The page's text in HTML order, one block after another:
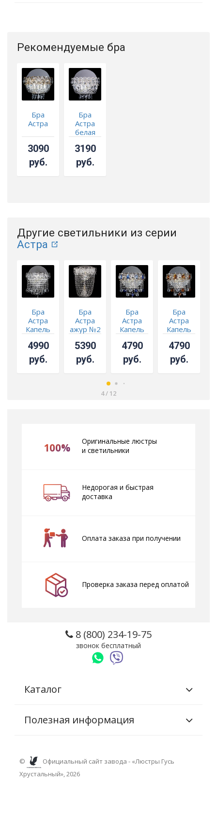
Рекомендуемые бра
Бра
Астра
3090
руб.
Бра
Астра
белая
3190
руб.
Другие светильники из серии
Астра
Бра
Астра
Капель
4990
руб.
Бра
Астра
ажур №2
5390
руб.
Бра
Астра
Капель
Синяя
4790
руб.
Бра
Астра
Капель
Чайная
4790
руб.
4/ 12
100%
Оригинальные люстры
и светильники
Недорогая и быстрая
доставка
Оплата заказа при получении
Проверка заказа перед оплатой
8 (800) 234-19-75
звонок бесплатный
Каталог
Полезная информация
©
Официальный сайт завода - «Люстры Гусь
Хрустальный», 2026